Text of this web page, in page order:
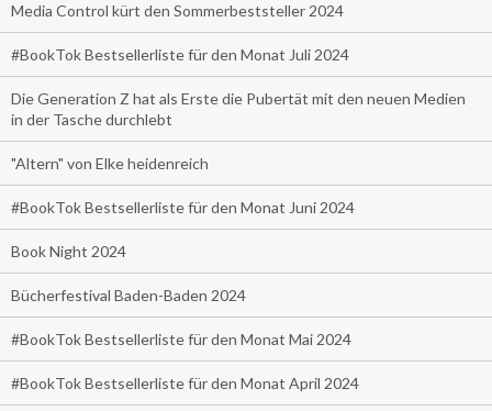
Media Control kürt den Sommerbeststeller 2024
#BookTok Bestsellerliste für den Monat Juli 2024
Die Generation Z hat als Erste die Pubertät mit den neuen Medien
in der Tasche durchlebt
"Altern" von Elke heidenreich
#BookTok Bestsellerliste für den Monat Juni 2024
Book Night 2024
Bücherfestival Baden-Baden 2024
#BookTok Bestsellerliste für den Monat Mai 2024
#BookTok Bestsellerliste für den Monat April 2024